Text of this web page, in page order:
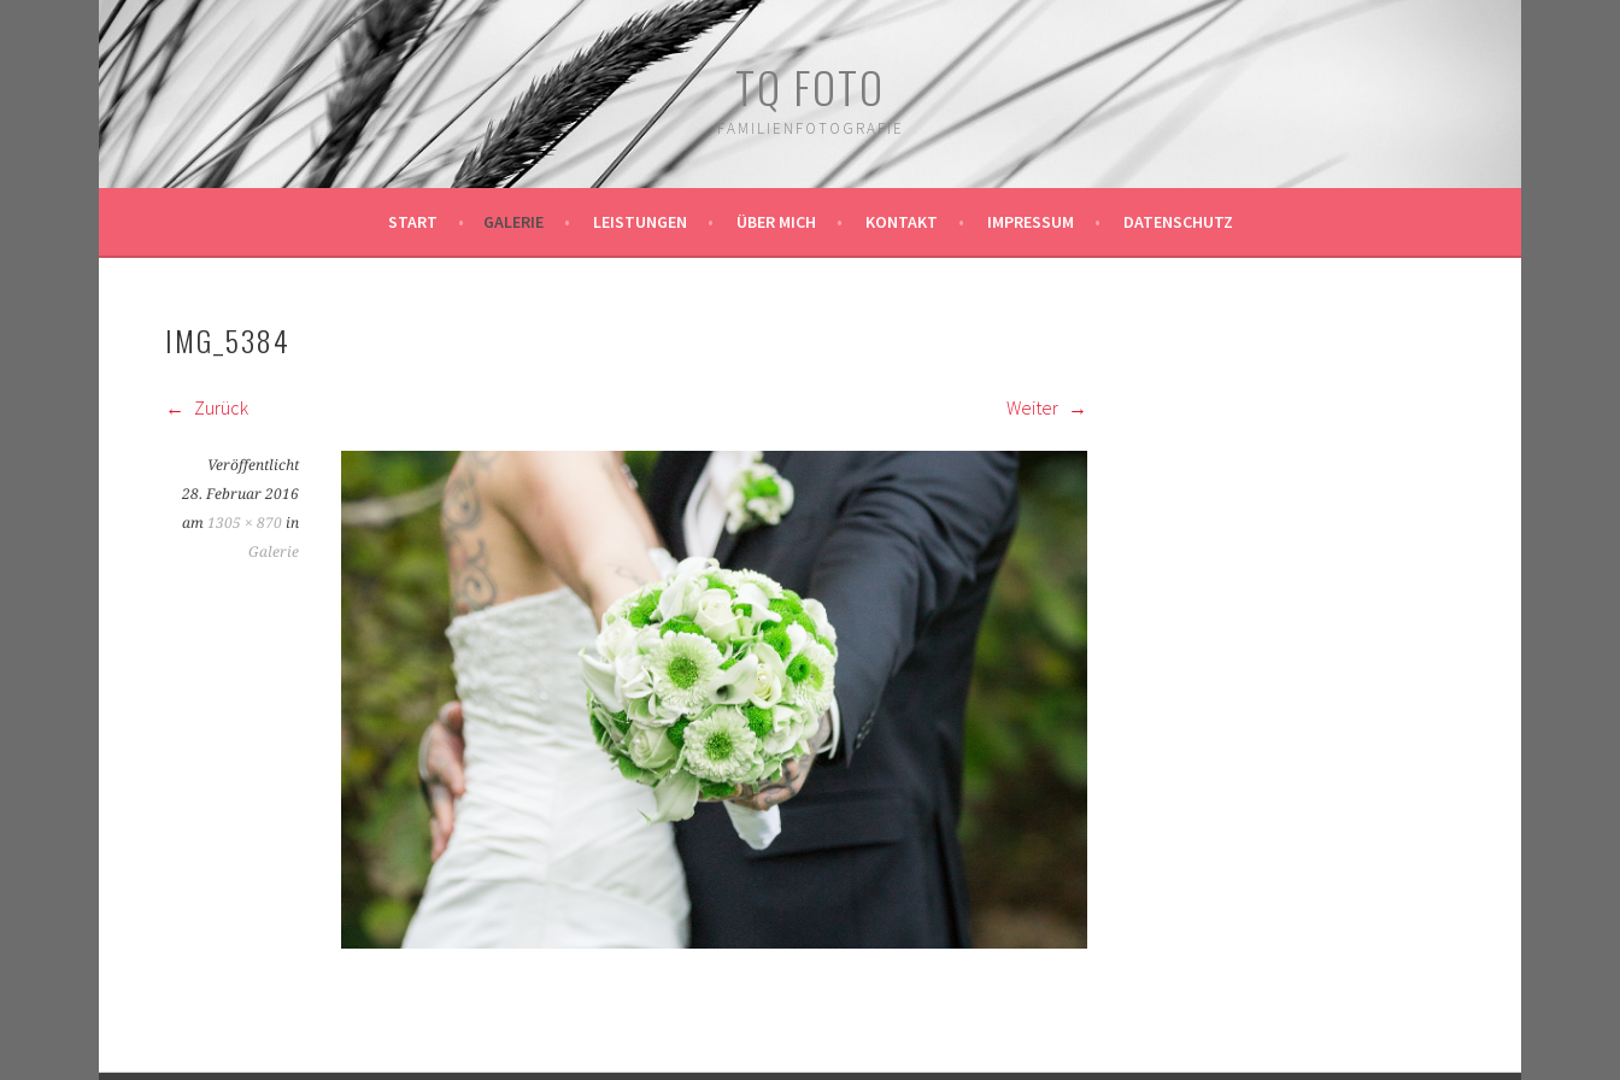
Springe
zum
Inhalt
TQ FOTO
FAMILIENFOTOGRAFIE
START GALERIE LEISTUNGEN ÜBER MICH KONTAKT IMPRESSUM DATENSCHUTZ
IMG_5384
Zurück Weiter
Veröffentlicht
28. Februar 2016
am 1305 × 870 in
Galerie